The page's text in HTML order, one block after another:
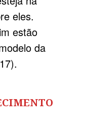
eles.
estão
da